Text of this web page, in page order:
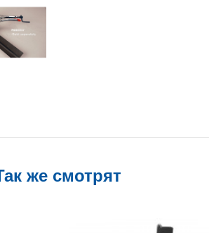
же смотрят